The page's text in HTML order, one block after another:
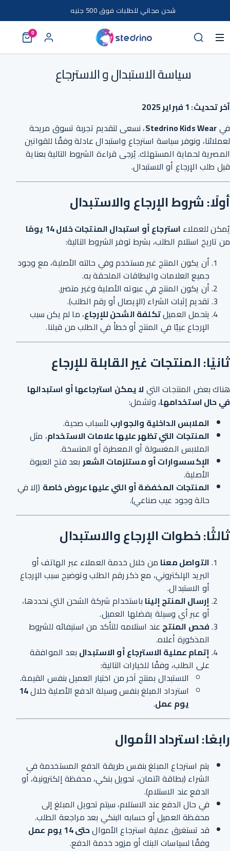
تخطى إلى المحتوىشحن مجاني للطلبات فوق 500 جنيه
0
سياسة الاستبدال و الاسترجاع
آخر تحديث: 1 فبراير 2025
فيStedrino Kids Wear، نسعى لتقديم تجربة تسوق مريحة
لعملائنا، ونوفر سياسة استرجاع واستبدال عادلة وفقًا للقوانين
المصرية لحماية المستهلك. يُرجى قراءة الشروط التالية بعناية
قبل طلب الإرجاع أو الاستبدال.
أولًا: شروط الإرجاع والاستبدال
يُمكن للعملاء استرجاع أو استبدال المنتجات خلال 14 يومًا
من تاريخ استلام الطلب، بشرط توفر الشروط التالية:
أن يكون المنتج غير مستخدم وفي حالته الأصلية، مع وجود
جميع العلامات والبطاقات الملحقة به.
أن يكون المنتج في عبوته الأصلية وغير متضرر.
تقديم إثبات الشراء (الإيصال أو رقم الطلب).
يتحمل العميلتكلفة الشحن للإرجاع، ما لم يكن سبب
الإرجاع عيبًا في المنتج أو خطأ في الطلب من قبلنا.
ثانيًا: المنتجات غير القابلة للإرجاع
هناك بعض المنتجات التي لا يمكن استرجاعها أو استبدالها
في حال استخدامها، وتشمل:
الملابس الداخلية والجوارب لأسباب صحية.
المنتجات التي تظهر عليها علامات الاستخدام، مثل
الملابس المغسولة أو المعطرة أو المتسخة.
الإكسسوارات أو مستلزمات الشعر بعد فتح العبوة
الأصلية.
المنتجات المخفضة أو التي عليها عروض خاصة (إلا في
حالة وجود عيب صناعي).
ثالثًا: خطوات الإرجاع والاستبدال
التواصل معنا من خلال خدمة العملاء عبر الهاتف أو
البريد الإلكتروني، مع ذكر رقم الطلب وتوضيح سبب الإرجاع
أو الاستبدال.
إرسال المنتج إلينا باستخدام شركة الشحن التي نحددها،
أو عبر أي وسيلة يفضلها العميل.
فحص المنتج عند استلامه للتأكد من استيفائه للشروط
المذكورة أعلاه.
إتمام عملية الاسترجاع أو الاستبدال بعد الموافقة
على الطلب، وفقًا للخيارات التالية:
الاستبدال بمنتج آخر من اختيار العميل بنفس القيمة.
استرداد المبلغ بنفس وسيلة الدفع الأصلية خلال14
يوم عمل.
رابعًا: استرداد الأموال
يتم استرجاع المبلغ بنفس طريقة الدفع المستخدمة في
الشراء (بطاقة ائتمان، تحويل بنكي، محفظة إلكترونية، أو
الدفع عند الاستلام).
في حال الدفع عند الاستلام، سيتم تحويل المبلغ إلى
محفظة العميل أو حسابه البنكي بعد مراجعة الطلب.
قد تستغرق عملية استرجاع الأموالحتى 14 يوم عمل
وفقًا لسياسات البنك أو مزود خدمة الدفع.